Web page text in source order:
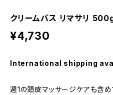
クリームバス リマサリ 500g
¥4,730
International shipping
週1の頭皮マッサージケアも含